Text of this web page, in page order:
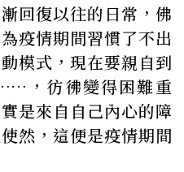
回復以往的日常，佛
疫情期間習慣了不出
模式，現在要親自到
，彷彿變得困難重
是來自自己內心的障
然，這便是疫情期間